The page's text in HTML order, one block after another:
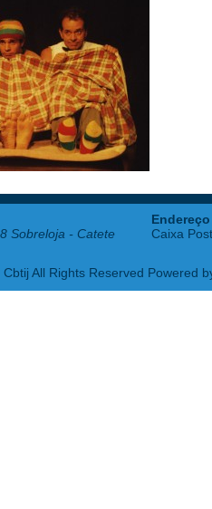
Sobreloja - Catete
Caixa
All Rights Reserved Powered